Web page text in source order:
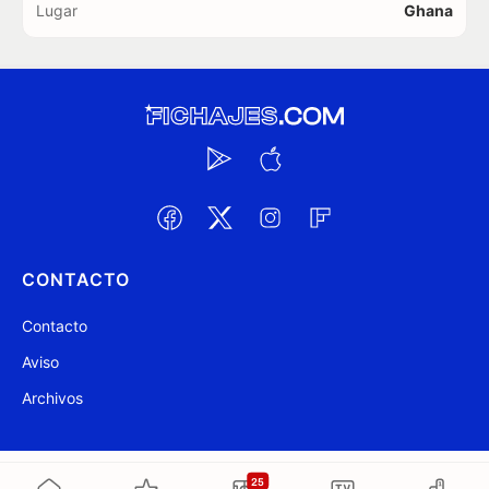
25
Lugar Ghana
CONTACTO
Contacto
Aviso
Archivos